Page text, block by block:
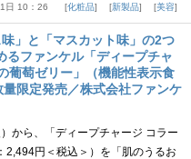
日 10：26 化粧品 新製品 美容
」と「マスカット味」の2つ
るファンケル「ディープチャ
葡萄ゼリー」（機能性表示食
限定発売／株式会社ファンケ
から、「ディープチャージ コラー
2,494円＜税込＞）を「肌のうるお